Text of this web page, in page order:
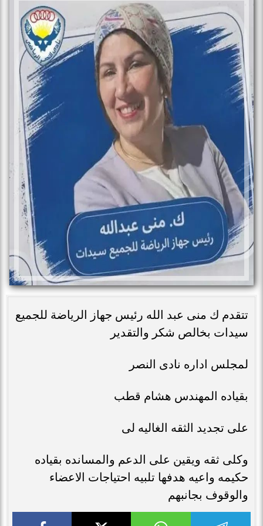
تتقدم ك منى عبد الله رئيس جهاز الرياضة للجميع
سيدات بخالص شكر والتقدير
لمجلس اداره نادى النصر
بقياده المهندس هشام قطب
على تجديد الثقه الغاليه لى
وكلى ثقه ويقين على الدعم والمسانده بقياده
حكيمه واعيه هدفها تلبيه احتياجات الاعضاء
والوقوف بجانبهم